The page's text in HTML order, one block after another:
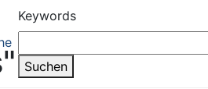
Keywords
Suchen